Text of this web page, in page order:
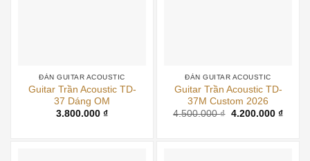
ĐÀN GUITAR ACOUSTIC
Guitar Trần Acoustic TD-
37 Dáng OM
3.800.000 ₫
ĐÀN GUITAR ACOUSTIC
Guitar Trần Acoustic TD-
37M Custom 2026
4.500.000₫ Giá
4.200.000 ₫Giá